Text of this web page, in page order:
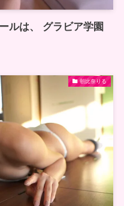
ルは、 グラビア学園
朝比奈りる